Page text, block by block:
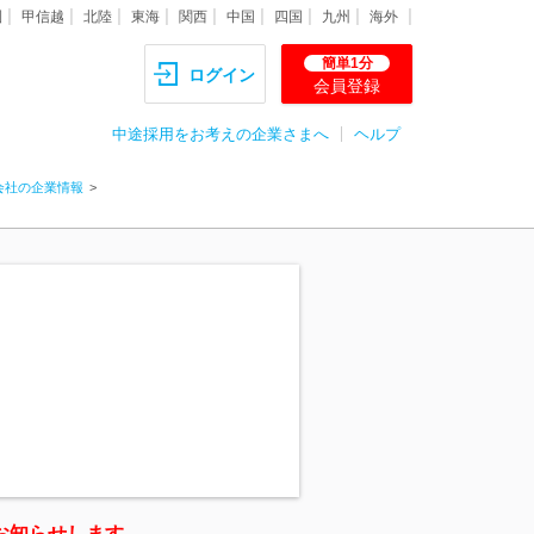
甲信越 北陸 東海 関西 中国 四国 九州 海外
ログイン
簡単1分
会員登録
中途採用をお考えの企業さまへ ヘルプ
社の企業情報